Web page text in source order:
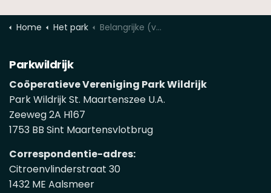
Home Het park Belangrijke (veiligheids)info voor bezoekers
Parkwildrijk
Coöperatieve Vereniging Park Wildrijk
Park Wildrijk St. Maartenszee U.A.
Zeeweg 2A H167
1753 BB Sint Maartensvlotbrug
Correspondentie-adres:
Citroenvlinderstraat 30
1432 ME Aalsmeer